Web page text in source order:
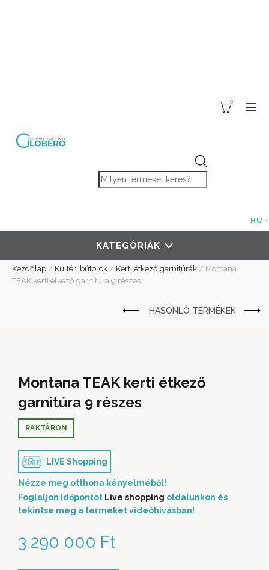
Products search
0
HU
KATEGÓRIÁK
Kezdőlap / Kültéri bútorok / Kerti étkező garnitúrák / Montana
TEAK kerti étkező garnitúra 9 részes
Montana TEAK kerti étkező
garnitúra 9 részes
3 290 000 Ft
RAKTÁRON
LIVE Shopping
Nézze meg otthona kényelméből!
Foglaljon időpontot Live shopping oldalunkon és
tekintse meg a terméket videóhívásban!